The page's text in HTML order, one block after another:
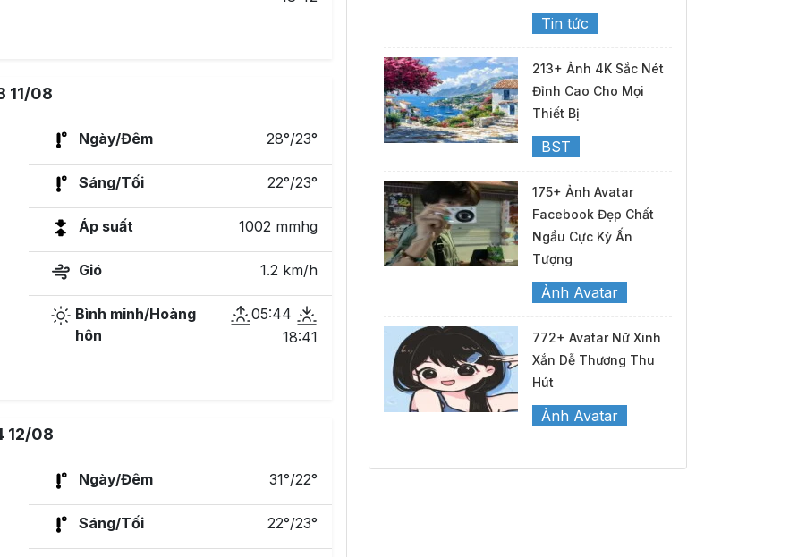
11/08
Ngày/Đêm 28°/23°
Sáng/Tối 22°/23°
Áp suất 1002 mmhg
Gió 1.2 km/h
Bình minh/Hoàng
hôn
05:44
18:41
12/08
Ngày/Đêm 31°/22°
Sáng/Tối 22°/23°
Tin tức
213+ Ảnh 4K Sắc Nét
Đỉnh Cao Cho Mọi
Thiết Bị
BST
175+ Ảnh Avatar
Facebook Đẹp Chất
Ngầu Cực Kỳ Ấn
Tượng
Ảnh Avatar
772+ Avatar Nữ Xinh
Xắn Dễ Thương Thu
Hút
Ảnh Avatar